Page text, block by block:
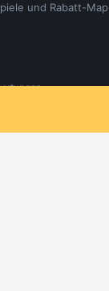
und Rabatt-Map